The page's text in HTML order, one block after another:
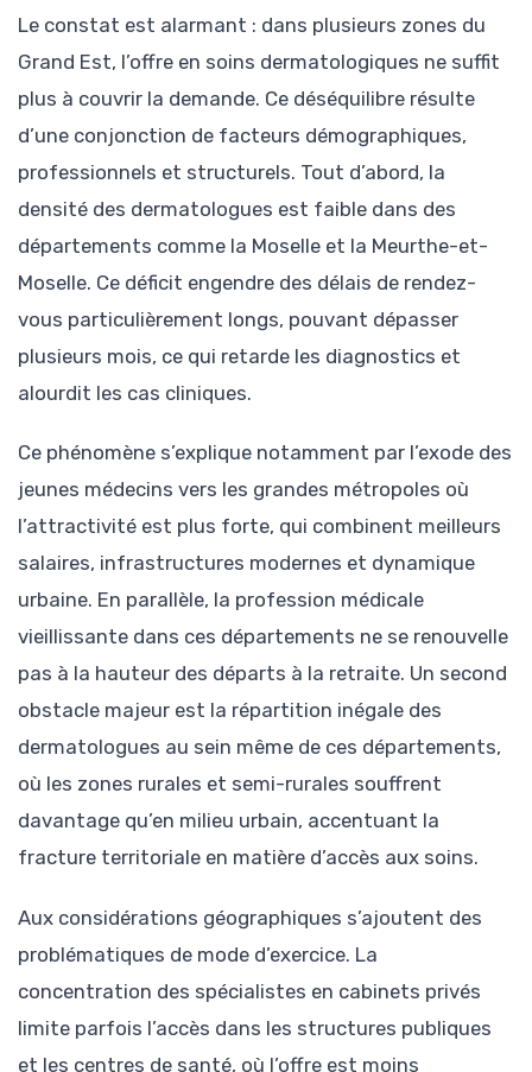
Le constat est alarmant : dans plusieurs zones du
Grand Est, l’offre en soins dermatologiques ne suffit
plus à couvrir la demande. Ce déséquilibre résulte
d’une conjonction de facteurs démographiques,
professionnels et structurels. Tout d’abord, la
densité des dermatologues est faible dans des
départements comme la Moselle et la Meurthe-et-
Moselle. Ce déficit engendre des délais de rendez-
vous particulièrement longs, pouvant dépasser
plusieurs mois, ce qui retarde les diagnostics et
alourdit les cas cliniques.
Ce phénomène s’explique notamment par l’exode des
jeunes médecins vers les grandes métropoles où
l’attractivité est plus forte, qui combinent meilleurs
salaires, infrastructures modernes et dynamique
urbaine. En parallèle, la profession médicale
vieillissante dans ces départements ne se renouvelle
pas à la hauteur des départs à la retraite. Un second
obstacle majeur est la répartition inégale des
dermatologues au sein même de ces départements,
où les zones rurales et semi-rurales souffrent
davantage qu’en milieu urbain, accentuant la
fracture territoriale en matière d’accès aux soins.
Aux considérations géographiques s’ajoutent des
problématiques de mode d’exercice. La
concentration des spécialistes en cabinets privés
limite parfois l’accès dans les structures publiques
et les centres de santé, où l’offre est moins